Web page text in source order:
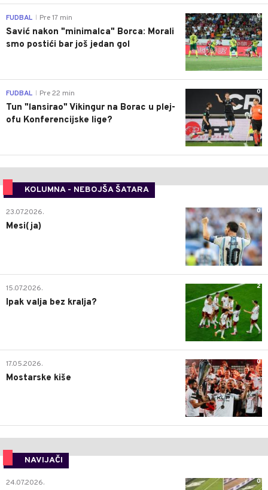
0
FUDBAL Pre 17 min
Savić nakon "minimalca" Borca: Morali
smo postići bar još jedan gol
0
FUDBAL Pre 22 min
Tun "lansirao" Vikingur na Borac u plej-
ofu Konferencijske lige?
KOLUMNA - NEBOJŠA ŠATARA
0
23.07.2026.
Mesi(ja)
2
15.07.2026.
Ipak valja bez kralja?
0
17.05.2026.
Mostarske kiše
NAVIJAČI
0
24.07.2026.